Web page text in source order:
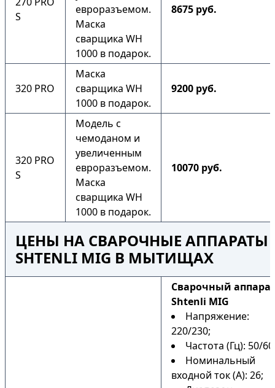
S
евроразъемом.
Маска
сварщика WH
1000 в подарок.
8675 руб.
320 PRO
Маска
сварщика WH
1000 в подарок.
9200 руб.
320 PRO
S
Модель с
чемоданом и
увеличенным
евроразъемом.
Маска
сварщика WH
1000 в подарок.
10070 руб.
ЦЕНЫ НА СВАРОЧНЫЕ АППАРАТЫ
SHTENLI MIG В МЫТИЩАХ
Сварочный
Shtenli MIG
Напряжение:
220/230;
Частота (Гц): 50/
Номинальный
входной ток (А): 26;